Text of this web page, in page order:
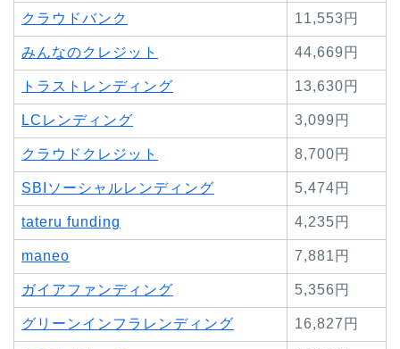
クラウドバンク 11,553円
みんなのクレジット 44,669円
トラストレンディング 13,630円
LCレンディング 3,099円
クラウドクレジット 8,700円
SBIソーシャルレンディング 5,474円
tateru funding 4,235円
maneo 7,881円
ガイアファンディング 5,356円
グリーンインフラレンディング 16,827円